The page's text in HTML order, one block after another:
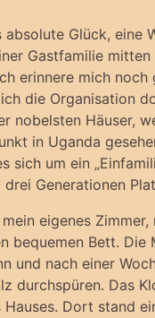
absolute Glück, eine
Gastfamilie mitten
erinnere mich noch
die Organisation
nobelsten Häuser,
in Uganda
sich um ein
drei Generationen
eigenes Zimmer,
bequemen Bett. Die
und nach einer
durchspüren. Das
Hauses. Dort stand